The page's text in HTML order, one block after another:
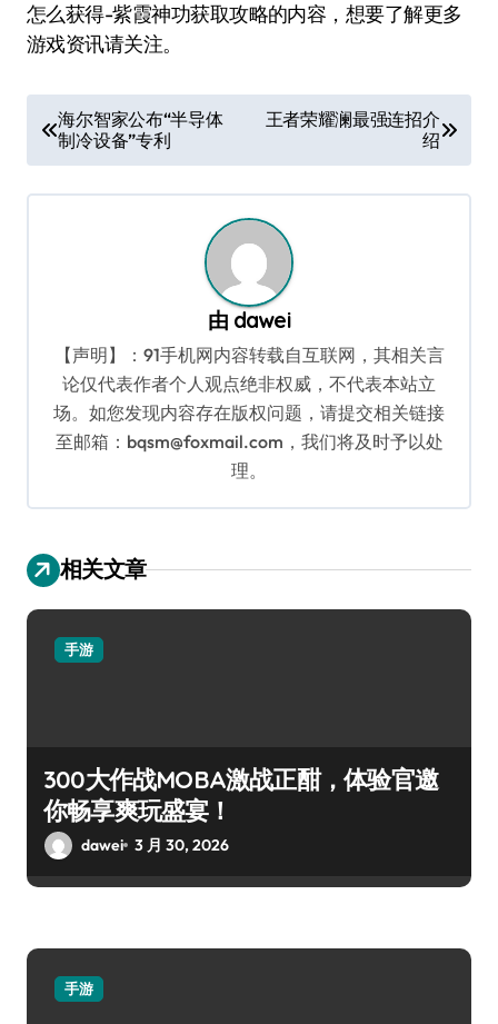
怎么获得-紫霞神功获取攻略的内容，想要了解更多
游戏资讯请关注。
章
导
海尔智家公布“半导体
制冷设备”专利
王者荣耀澜最强连招介
绍
由 dawei
【声明】：91手机网内容转载自互联网，其相关言
论仅代表作者个人观点绝非权威，不代表本站立
场。如您发现内容存在版权问题，请提交相关链接
至邮箱：bqsm@foxmail.com，我们将及时予以处
理。
相关文章
手游
300大作战MOBA激战正酣，体验官邀
你畅享爽玩盛宴！
dawei 3 月 30, 2026
手游